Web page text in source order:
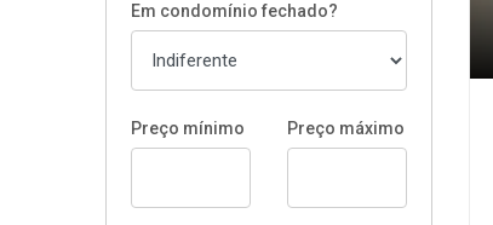
Em condomínio fechado?
Preço mínimo Preço máximo